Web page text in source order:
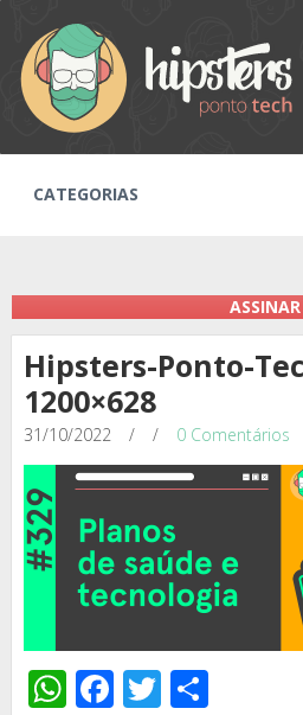
CATEGORIAS
ASSINAR
Hipsters-Ponto-
1200×628
31/10/2022 / / 0 Comentários
WhatsApp
Facebook
Twitter